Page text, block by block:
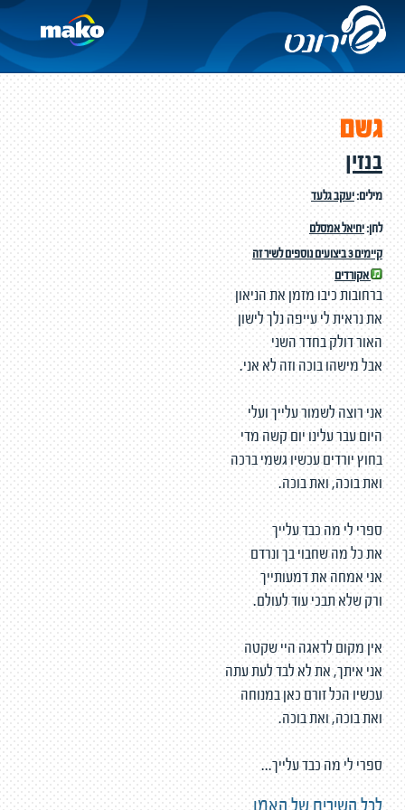
גשם
בנזין
מילים:יעקב גלעד
לחן:יחיאל אמסלם
קיימים 3 ביצועים נוספים לשיר זה
אקורדים
ברחובות כיבו מזמן את הניאון
את נראית לי עייפה נלך לישון
האור דולק בחדר השני
אבל מישהו בוכה וזה לא אני.
אני רוצה לשמור עלייך ועלי
היום עבר עלינו יום קשה מדי
בחוץ יורדים עכשיו גשמי ברכה
ואת בוכה, ואת בוכה.
ספרי לי מה כבד עלייך
את כל מה שחבוי בך ונרדם
אני אמחה את דמעותייך
ורק שלא תבכי עוד לעולם.
אין מקום לדאגה היי שקטה
אני איתך, את לא לבד לעת עתה
עכשיו הכל זורם כאן במנוחה
ואת בוכה, ואת בוכה.
ספרי לי מה כבד עלייך...